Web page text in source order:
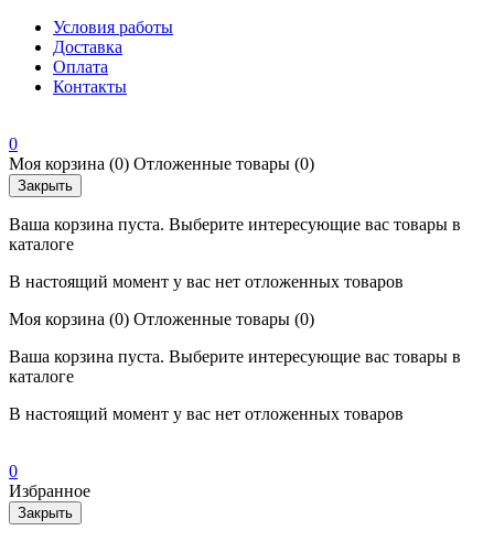
Условия работы
Доставка
Оплата
Контакты
0
Моя корзина (0) Отложенные товары (0)
Закрыть
Ваша корзина пуста. Выберите интересующие вас товары в
каталоге
В настоящий момент у вас нет отложенных товаров
Моя корзина (0) Отложенные товары (0)
Ваша корзина пуста. Выберите интересующие вас товары в
каталоге
В настоящий момент у вас нет отложенных товаров
0
Избранное
Закрыть